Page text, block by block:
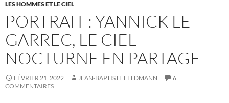
LES HOMMES ET LE CIEL
PORTRAIT : YANNICK LE
GARREC, LE CIEL
NOCTURNE EN PARTAGE
FÉVRIER 21, 2022 JEAN-BAPTISTE FELDMANN
6
COMMENTAIRES